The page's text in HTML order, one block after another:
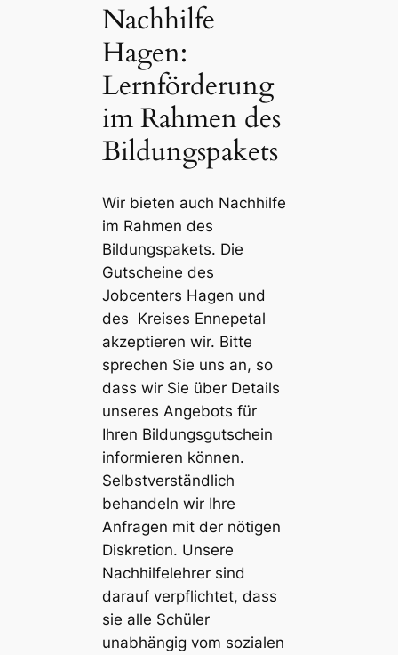
Nachhilfe
Hagen:
Lernförderung
im Rahmen des
Bildungspakets
Wir bieten auch Nachhilfe
im Rahmen des
Bildungspakets. Die
Gutscheine des
Jobcenters Hagen und
des Kreises Ennepetal
akzeptieren wir. Bitte
sprechen Sie uns an, so
dass wir Sie über Details
unseres Angebots für
Ihren Bildungsgutschein
informieren können.
Selbstverständlich
behandeln wir Ihre
Anfragen mit der nötigen
Diskretion. Unsere
Nachhilfelehrer sind
darauf verpflichtet, dass
sie alle Schüler
unabhängig vom sozialen